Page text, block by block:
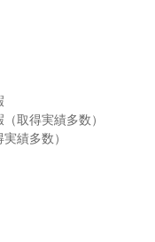
取得実績多数）
績多数）